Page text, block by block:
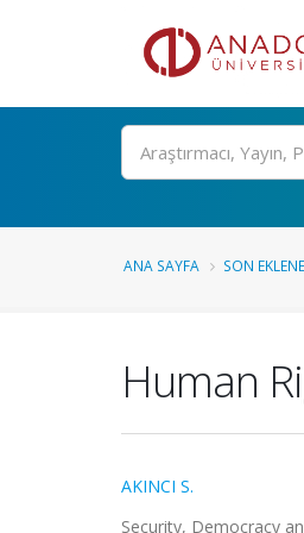
Ara
ANA SAYFA SON
Human
AKINCI S.
Security, Democracy